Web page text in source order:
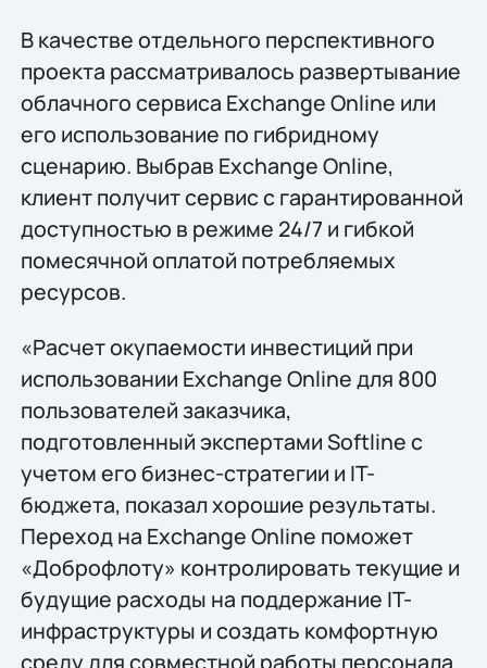
В качестве отдельного перспективного
проекта рассматривалось развертывание
облачного сервиса Exchange Online или
его использование по гибридному
сценарию. Выбрав Exchange Online,
клиент получит сервис с гарантированной
доступностью в режиме 24/7 и гибкой
помесячной оплатой потребляемых
ресурсов.
«Расчет окупаемости инвестиций при
использовании Exchange Online для 800
пользователей заказчика,
подготовленный экспертами Softline с
учетом его бизнес-стратегии и IT-
бюджета, показал хорошие результаты.
Переход на Exchange Online поможет
«Доброфлоту» контролировать текущие и
будущие расходы на поддержание IT-
инфраструктуры и создать комфортную